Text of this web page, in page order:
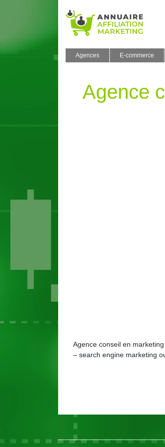
Agences E-commerce
Agence
Agence conseil en
– search engine marketing